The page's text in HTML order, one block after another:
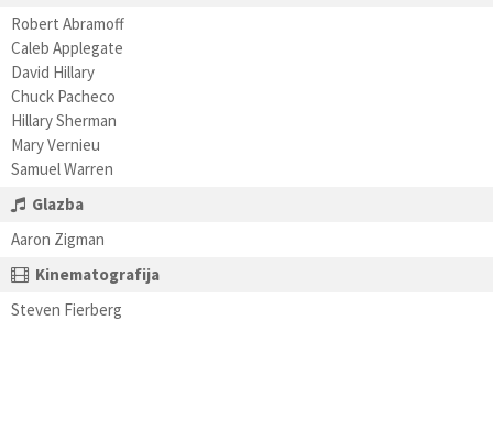
Robert Abramoff
Caleb Applegate
David Hillary
Chuck Pacheco
Hillary Sherman
Mary Vernieu
Samuel Warren
Glazba
Aaron Zigman
Kinematografija
Steven Fierberg